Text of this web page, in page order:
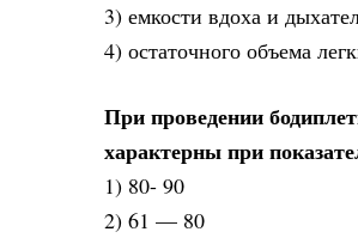
3) емкости вдоха и
4) остаточного объема
При проведении
характерны при
1) 80- 90
2) 61 — 80